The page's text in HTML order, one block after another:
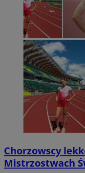
Chorzowscy
Mistrzostwach